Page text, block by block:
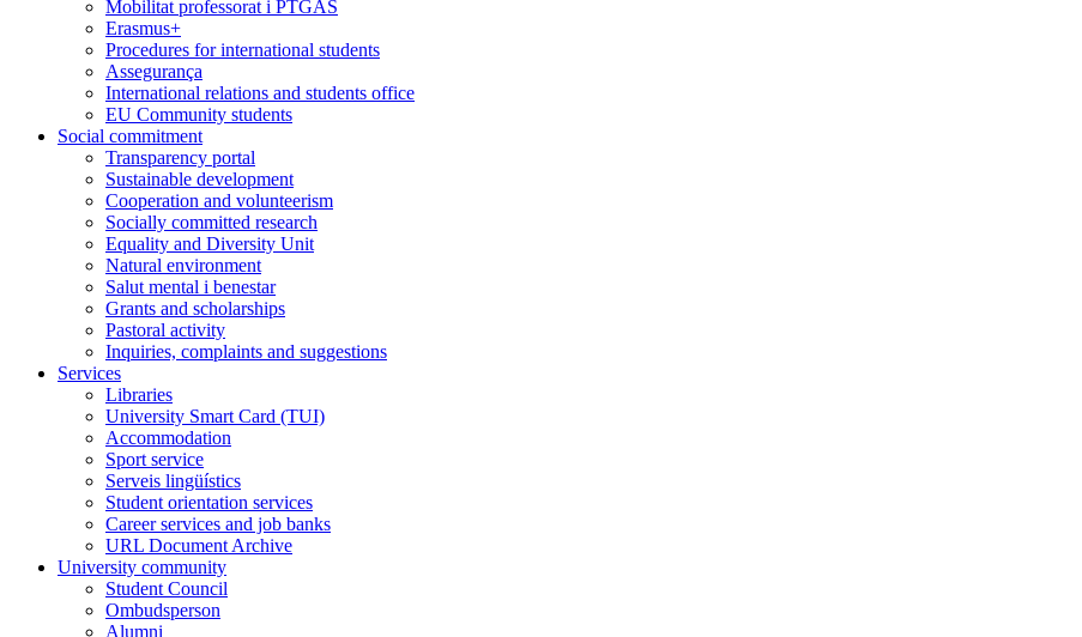
Mobilitat professorat i PTGAS
Erasmus+
Procedures for international students
Assegurança
International relations and students office
EU Community students
Social commitment
Transparency portal
Sustainable development
Cooperation and volunteerism
Socially committed research
Equality and Diversity Unit
Natural environment
Salut mental i benestar
Grants and scholarships
Pastoral activity
Inquiries, complaints and suggestions
Services
Libraries
University Smart Card (TUI)
Accommodation
Sport service
Serveis lingüístics
Student orientation services
Career services and job banks
URL Document Archive
University community
Student Council
Ombudsperson
Alumni